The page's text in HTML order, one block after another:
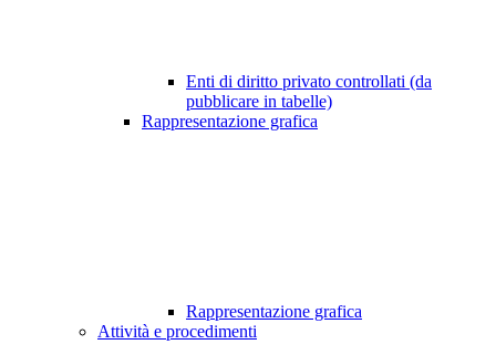
Enti di diritto privato controllati (da
pubblicare in tabelle)
Rappresentazione grafica
Rappresentazione grafica
Attività e procedimenti